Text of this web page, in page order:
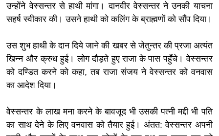
उन्होंने वेस्सन्तर से हाथी मांगा। दानवीर वेस्सन्तर ने उनकी याचना
सहर्ष स्वीकार की। उसने हाथी को कलिंग के ब्राह्मणों को सौंप दिया।
उस शुभ हाथी के दान दिये जाने की खबर से जेतुन्तर की प्रजा अत्यंत
खिन्न और क्रुध हुई। लोग दौड़ते हुए राजा के पास पहुँचे। वेस्सन्तर
को दण्डित करने को कहा, तब राजा संजय ने वेस्सन्तर को वनवास
का आदेश दिया।
वेस्सन्तर के लाख मना करने के बावजूद भी उसकी पत्नी मद्दी भी पति
का साथ देने के लिए वनवास को तैयार हुई। अंतत: वेस्सन्तर अपनी